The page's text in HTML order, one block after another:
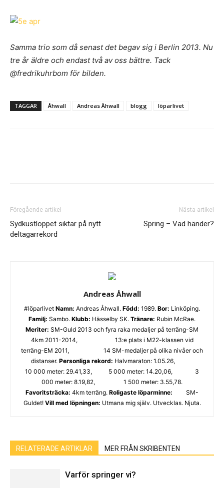
Samma trio som då senast det begav sig i Berlin 2013. Nu
tre år äldre och endast två av oss bättre. Tack
@fredrikuhrbom för bilden.
TAGGAR Åhwall Andreas Åhwall blogg löparlivet
Föregående artikel
Sydkustloppet siktar på nytt
deltagarrekord
Nästa artikel
Spring – Vad händer?
Andreas Åhwall
#löparlivet Namn: Andreas Åhwall. Född: 1989. Bor: Linköping.
Familj: Sambo. Klubb: Hässelby SK. Tränare: Rubin McRae.
Meriter: SM-Guld 2013 och fyra raka medaljer på terräng-SM
4km 2011-2014, 13:e plats i M22-klassen vid
terräng-EM 2011, 14 SM-medaljer på olika nivåer och
distanser. Personliga rekord: Halvmaraton: 1.05.26,
10 000 meter: 29.41,33, 5 000 meter: 14.20,06, 3
000 meter: 8.19,82, 1 500 meter: 3.55,78.
Favoritsträcka: 4km terräng. Roligaste löparminne:
SM-
Guldet! Vill med löpningen: Utmana mig själv. Utvecklas. Njuta.
RELATERADE ARTIKLAR MER FRÅN SKRIBENTEN
Varför springer vi?